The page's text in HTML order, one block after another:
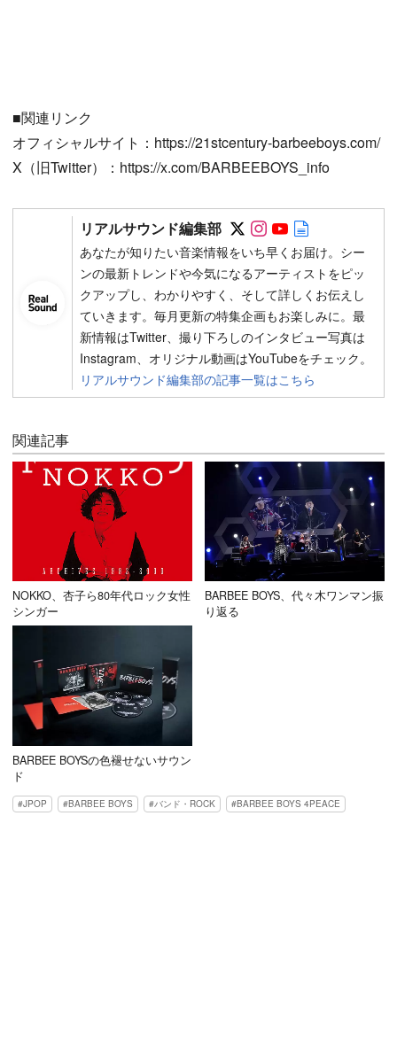
■関連リンク
オフィシャルサイト：https://21stcentury-barbeeboys.com/
X（旧Twitter）：https://x.com/BARBEEBOYS_info
リアルサウンド編集部 Follow on SNS
Follow on SNS
Follow on
あなたが知りたい音楽情報をいち早くお届け。シー
ンの最新トレンドや今気になるアーティストをピッ
クアップし、わかりやすく、そして詳しくお伝えし
ていきます。毎月更新の特集企画もお楽しみに。最
新情報はTwitter、撮り下ろしのインタビュー写真は
Instagram、オリジナル動画はYouTubeをチェック。
リアルサウンド編集部の記事一覧はこちら
関連記事
NOKKO、杏子ら80年代ロック女性
シンガー
BARBEE BOYS、代々木ワンマン振
り返る
BARBEE BOYSの色褪せないサウン
ド
JPOP BARBEE BOYS バンド・ROCK BARBEE BOYS 4PEACE